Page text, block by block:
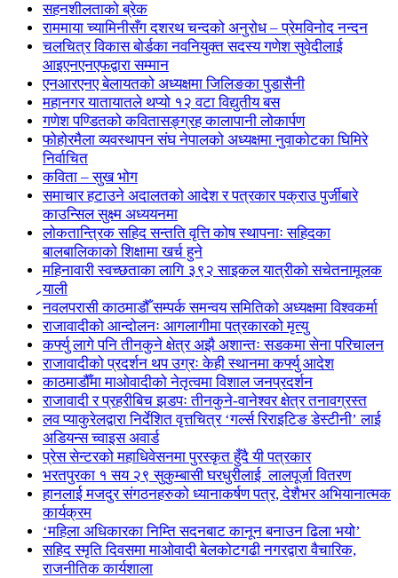
सहनशीलताको ब्रेक
राममाया च्यामिनीसँग दशरथ चन्दको अनुरोध – प्रेमविनोद नन्दन
चलचित्र विकास बोर्डका नवनियुक्त सदस्य गणेश सुवेदीलाई
आइएनएनएफद्वारा सम्मान
एनआरएनए बेलायतको अध्यक्षमा जिलिङका पुडासैनी
महानगर यातायातले थप्यो १२ वटा विद्युतीय बस
गणेश पण्डितको कवितासङ्ग्रह कालापानी लोकार्पण
फोहोरमैला व्यवस्थापन संघ नेपालको अध्यक्षमा नुवाकोटका घिमिरे
निर्वाचित
कविता – सुख भोग
समाचार हटाउने अदालतको आदेश र पत्रकार पक्राउ पुर्जीबारे
काउन्सिल सुक्ष्म अध्ययनमा
लोकतान्त्रिक सहिद सन्तति वृत्ति कोष स्थापनाः सहिदका
बालबालिकाको शिक्षामा खर्च हुने
महिनावारी स्वच्छताका लागि ३९२ साइकल यात्रीको सचेतनामूलक
र्‍याली
नवलपरासी काठमाडौँ सम्पर्क समन्वय समितिको अध्यक्षमा विश्वकर्मा
राजावादीको आन्दोलनः आगलागीमा पत्रकारको मृत्यु
कर्फ्यु लागे पनि तीनकुने क्षेत्र अझै अशान्तः सडकमा सेना परिचालन
राजावादीको प्रदर्शन थप उग्रः केही स्थानमा कर्फ्यु आदेश
काठमाडौँमा माओवादीको नेतृत्वमा विशाल जनप्रदर्शन
राजावादी र प्रहरीबिच झडपः तीनकुने-वानेश्वर क्षेत्र तनावग्रस्त
लव प्याकुरेलद्वारा निर्देशित वृत्तचित्र ‘गर्ल्स रिराइटिङ डेस्टीनी’ लाई
अडियन्स च्वाइस अवार्ड
प्रेस सेन्टरको महाधिवेसनमा पुरस्कृत हुँदै यी पत्रकार
भरतपुरका १ सय २९ सुकुम्बासी घरधुरीलाई लालपूर्जा वितरण
हानलाई मजदुर संगठनहरुको ध्यानाकर्षण पत्र, देशैभर अभियानात्मक
कार्यक्रम
‘महिला अधिकारका निम्ति सदनबाट कानून बनाउन ढिला भयो’
सहिद स्मृति दिवसमा माओवादी बेलकोटगढी नगरद्वारा वैचारिक,
राजनीतिक कार्यशाला